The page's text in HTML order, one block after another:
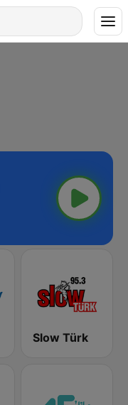
Slow Türk